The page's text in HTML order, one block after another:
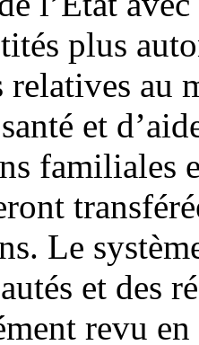
plus
relatives au
et
familiales
Le
et des
revu